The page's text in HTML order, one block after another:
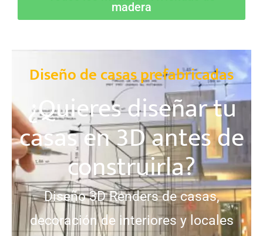
madera
Diseño de casas prefabricadas
¿Quieres diseñar tu
casas en 3D antes de
construirla?
Diseño 3D Renders de casas,
decoración de interiores y locales